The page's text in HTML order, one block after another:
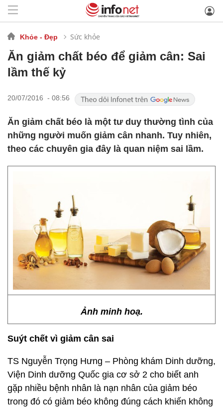
Khỏe - Đẹp Sức khỏe
Ăn giảm chất béo để giảm cân: Sai
lầm thế kỷ
20/07/2016 - 08:56
Ăn giảm chất béo là một tư duy thường tình của
những người muốn giảm cân nhanh. Tuy nhiên,
theo các chuyên gia đây là quan niệm sai lầm.
Ảnh minh hoạ.
Suýt chết vì giảm cân sai
TS Nguyễn Trọng Hưng – Phòng khám Dinh dưỡng,
Viện Dinh dưỡng Quốc gia cơ sở 2 cho biết anh
gặp nhiều bệnh nhân là nạn nhân của giảm béo
trong đó có giảm béo không đúng cách khiến không